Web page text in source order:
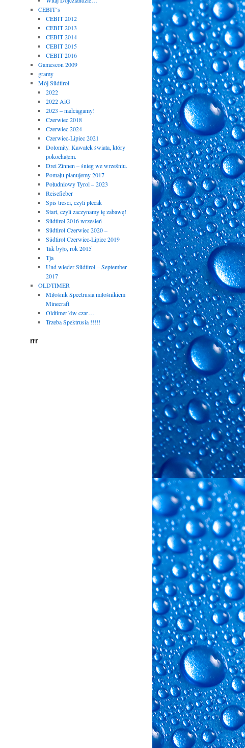
CEBIT´s
CEBIT 2012
CEBIT 2013
CEBIT 2014
CEBIT 2015
CEBIT 2016
Gamescon 2009
gramy
Mój Südtirol
2022
2022 AiG
2023 – nadciągamy!
Czerwiec 2018
Czerwiec 2024
Czerwiec-Lipiec 2021
Dolomity. Kawałek świata, który
pokochałem.
Drei Zinnen – śnieg we wrześniu.
Pomału planujemy 2017
Południowy Tyrol – 2023
Reisefieber
Spis tresci, czyli plecak
Start, czyli zaczynamy tę zabawę!
Südtirol 2016 wrzesień
Südtirol Czerwiec 2020 –
Südtirol Czerwiec-Lipiec 2019
Tak było, rok 2015
Tja
Und wieder Südtirol – September
2017
OLDTIMER
Miłośnik Spectrusia miłośnikiem
Minecraft
Oldtimer´ów czar…
Trzeba Spektrusia !!!!!
rrr